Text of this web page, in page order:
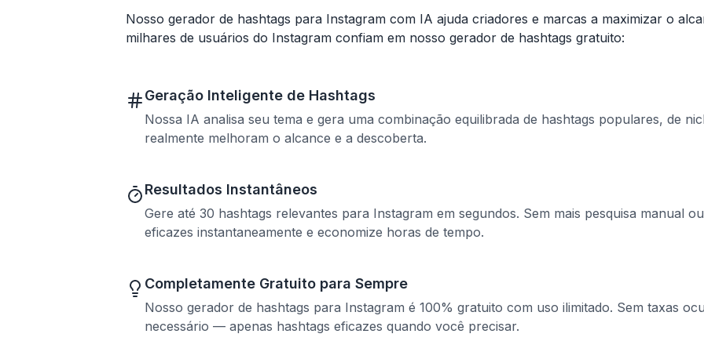
Nosso gerador de hashtags para Instagram com IA ajuda criadores e marcas a maximizar o
milhares de usuários do Instagram confiam em nosso gerador de hashtags gratuito:
Geração Inteligente de Hashtags
Nossa IA analisa seu tema e gera uma combinação equilibrada de hashtags populares, de
realmente melhoram o alcance e a descoberta.
Resultados Instantâneos
Gere até 30 hashtags relevantes para Instagram em segundos. Sem mais pesquisa manual
eficazes instantaneamente e economize horas de tempo.
Completamente Gratuito para Sempre
Nosso gerador de hashtags para Instagram é 100% gratuito com uso ilimitado. Sem taxas
necessário — apenas hashtags eficazes quando você precisar.